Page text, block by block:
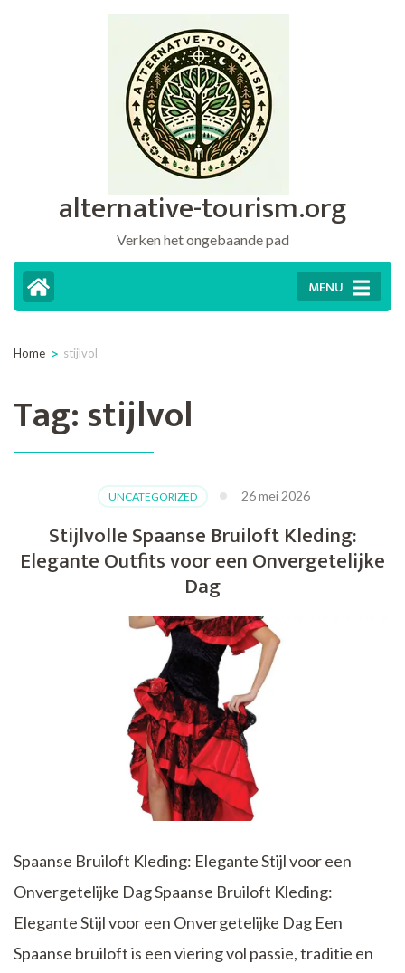
alternative-tourism.org
Verken het ongebaande pad
MENU
Home > stijlvol
Tag:stijlvol
UNCATEGORIZED 26 mei 2026
Stijlvolle Spaanse Bruiloft Kleding:
Elegante Outfits voor een Onvergetelijke
Dag
Spaanse Bruiloft Kleding: Elegante Stijl voor een
Onvergetelijke Dag Spaanse Bruiloft Kleding:
Elegante Stijl voor een Onvergetelijke Dag Een
Spaanse bruiloft is een viering vol passie, traditie en